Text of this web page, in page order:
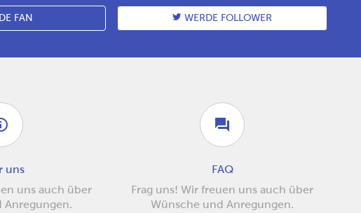
FAN WERDE FOLLOWER
uns
uns auch über
Anregungen.
FAQ
Frag uns! Wir freuen uns auch über
Wünsche und Anregungen.